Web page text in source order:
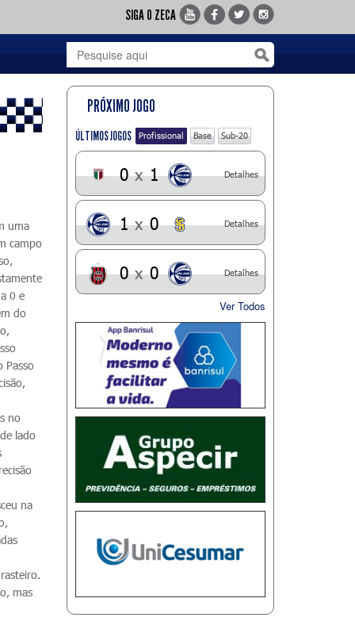
SIGA O ZECA
uma
campo
0 e
do
Passo
no
lado
na
mas
PRÓXIMO JOGO
ÚLTIMOS JOGOS Profissional Base Sub-20
0 x 1 Detalhes
1 x 0 Detalhes
0 x 0 Detalhes
Ver Todos